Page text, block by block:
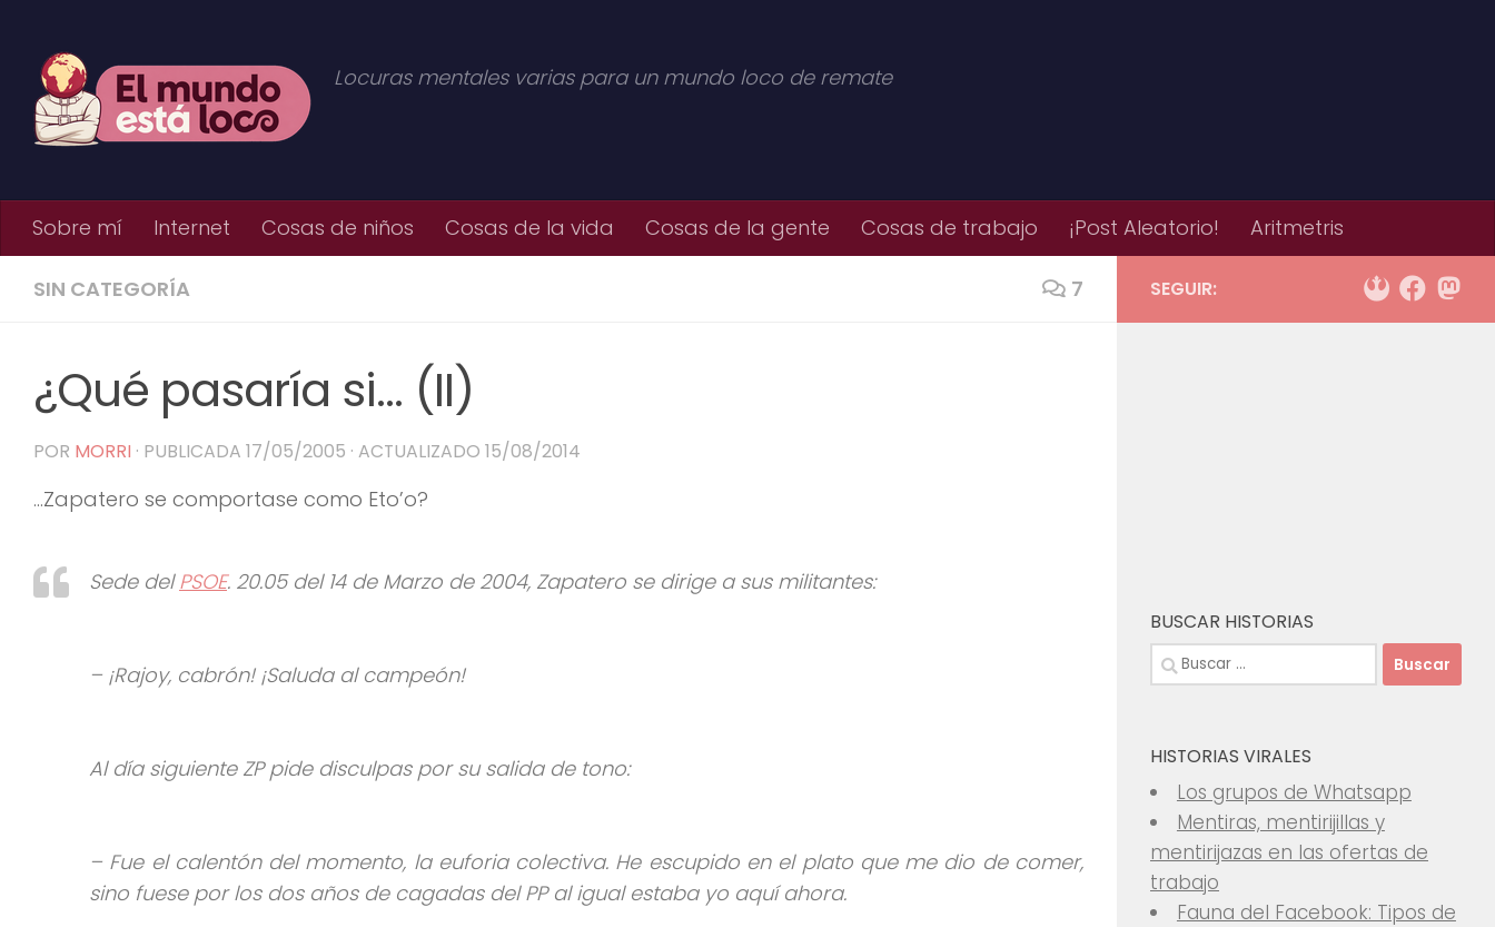
Locuras mentales varias para un mundo loco de remate
Sobre mí Internet Cosas de niños Cosas de la vida Cosas de la gente Cosas de trabajo ¡Post Aleatorio! Aritmetris
SIN CATEGORÍA 7
¿Qué pasaría si… (II)
POR MORRI · PUBLICADA 17/05/2005 · ACTUALIZADO 15/08/2014
…Zapatero se comportase como Eto’o?
Sede delPSOE. 20.05 del 14 de Marzo de 2004, Zapatero se dirige a sus militantes:
– ¡Rajoy, cabrón! ¡Saluda al campeón!
Al día siguiente ZP pide disculpas por su salida de tono:
– Fue el calentón del momento, la euforia colectiva. He escupido en el plato que me dio de comer,
sino fuese por los dos años de cagadas del PP al igual estaba yo aquí ahora.
SEGUIR:
BUSCAR HISTORIAS
Buscar:
HISTORIAS VIRALES
Los grupos de Whatsapp
Mentiras, mentirijillas y
mentirijazas en las ofertas de
trabajo
Fauna del Facebook: Tipos de